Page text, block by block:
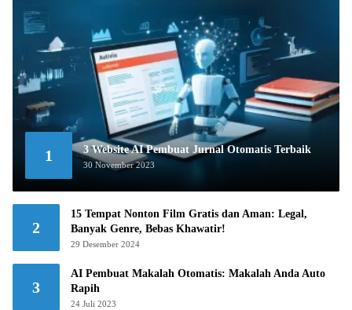
1 3 Website AI Pembuat Jurnal Otomatis Terbaik
30 November 2023
2
15 Tempat Nonton Film Gratis dan Aman: Legal,
Banyak Genre, Bebas Khawatir!
29 Desember 2024
3
AI Pembuat Makalah Otomatis: Makalah Anda Auto
Rapih
24 Juli 2023